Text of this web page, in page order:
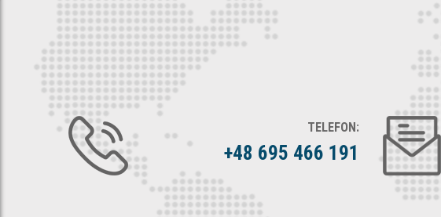
TELEFON:
+48 695 466 191